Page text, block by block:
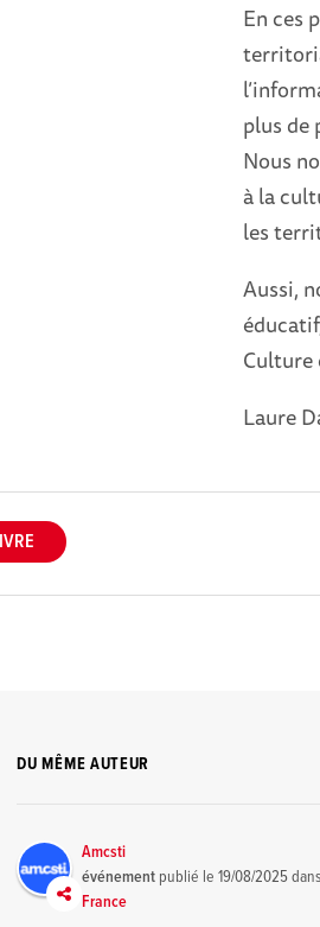
En ces
plus de
Nous
à la
les
Aussi,
Culture
Laure
DU MÊME AUTEUR
Amcsti
événement publié le19/08/2025
France